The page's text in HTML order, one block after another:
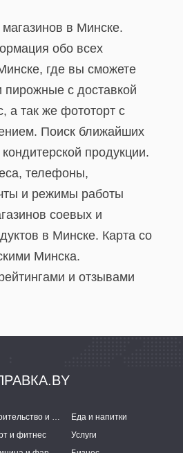
магазинов в Минске.
обо всех
где вы сможете
пирожные с доставкой
а так же фототорт с
Поиск ближайших
продукции.
телефоны,
и режимы работы
соевых и
в Минске. Карта со
Минска.
и отзывами
Строительство и ремонт
Еда и напитки
и фитнес
Услуги